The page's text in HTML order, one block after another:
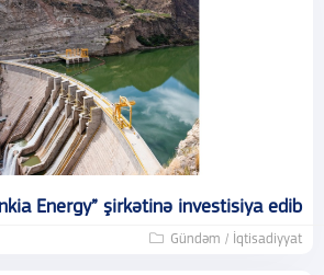
Energy” şirkətinə investisiya edib
Gündəm / İqtisadiyyat